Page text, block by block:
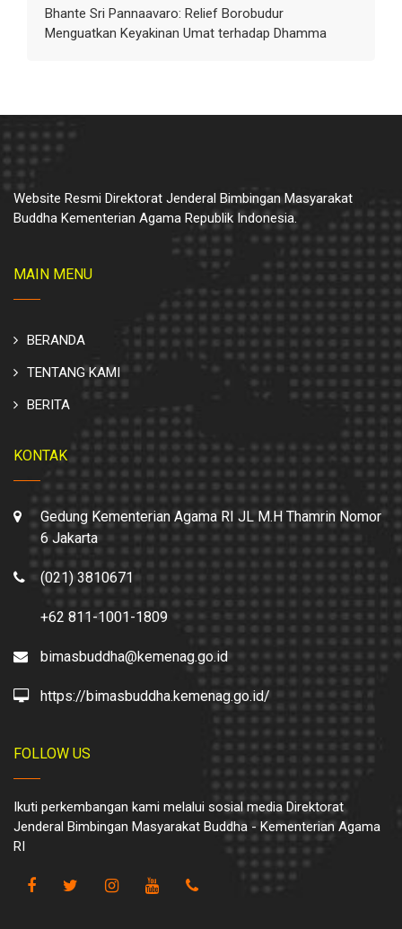
Bhante Sri Pannaavaro: Relief Borobudur
Menguatkan Keyakinan Umat terhadap Dhamma
Website Resmi Direktorat Jenderal Bimbingan Masyarakat
Buddha Kementerian Agama Republik Indonesia.
MAIN MENU
BERANDA
TENTANG KAMI
BERITA
KONTAK
Gedung Kementerian Agama RI JL M.H Thamrin Nomor
6 Jakarta
(021) 3810671
+62 811-1001-1809
bimasbuddha@kemenag.go.id
https://bimasbuddha.kemenag.go.id/
FOLLOW US
Ikuti perkembangan kami melalui sosial media Direktorat
Jenderal Bimbingan Masyarakat Buddha - Kementerian Agama
RI